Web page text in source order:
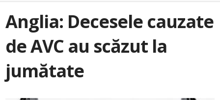
Anglia: Decesele cauzate
de AVC au scăzut la
jumătate